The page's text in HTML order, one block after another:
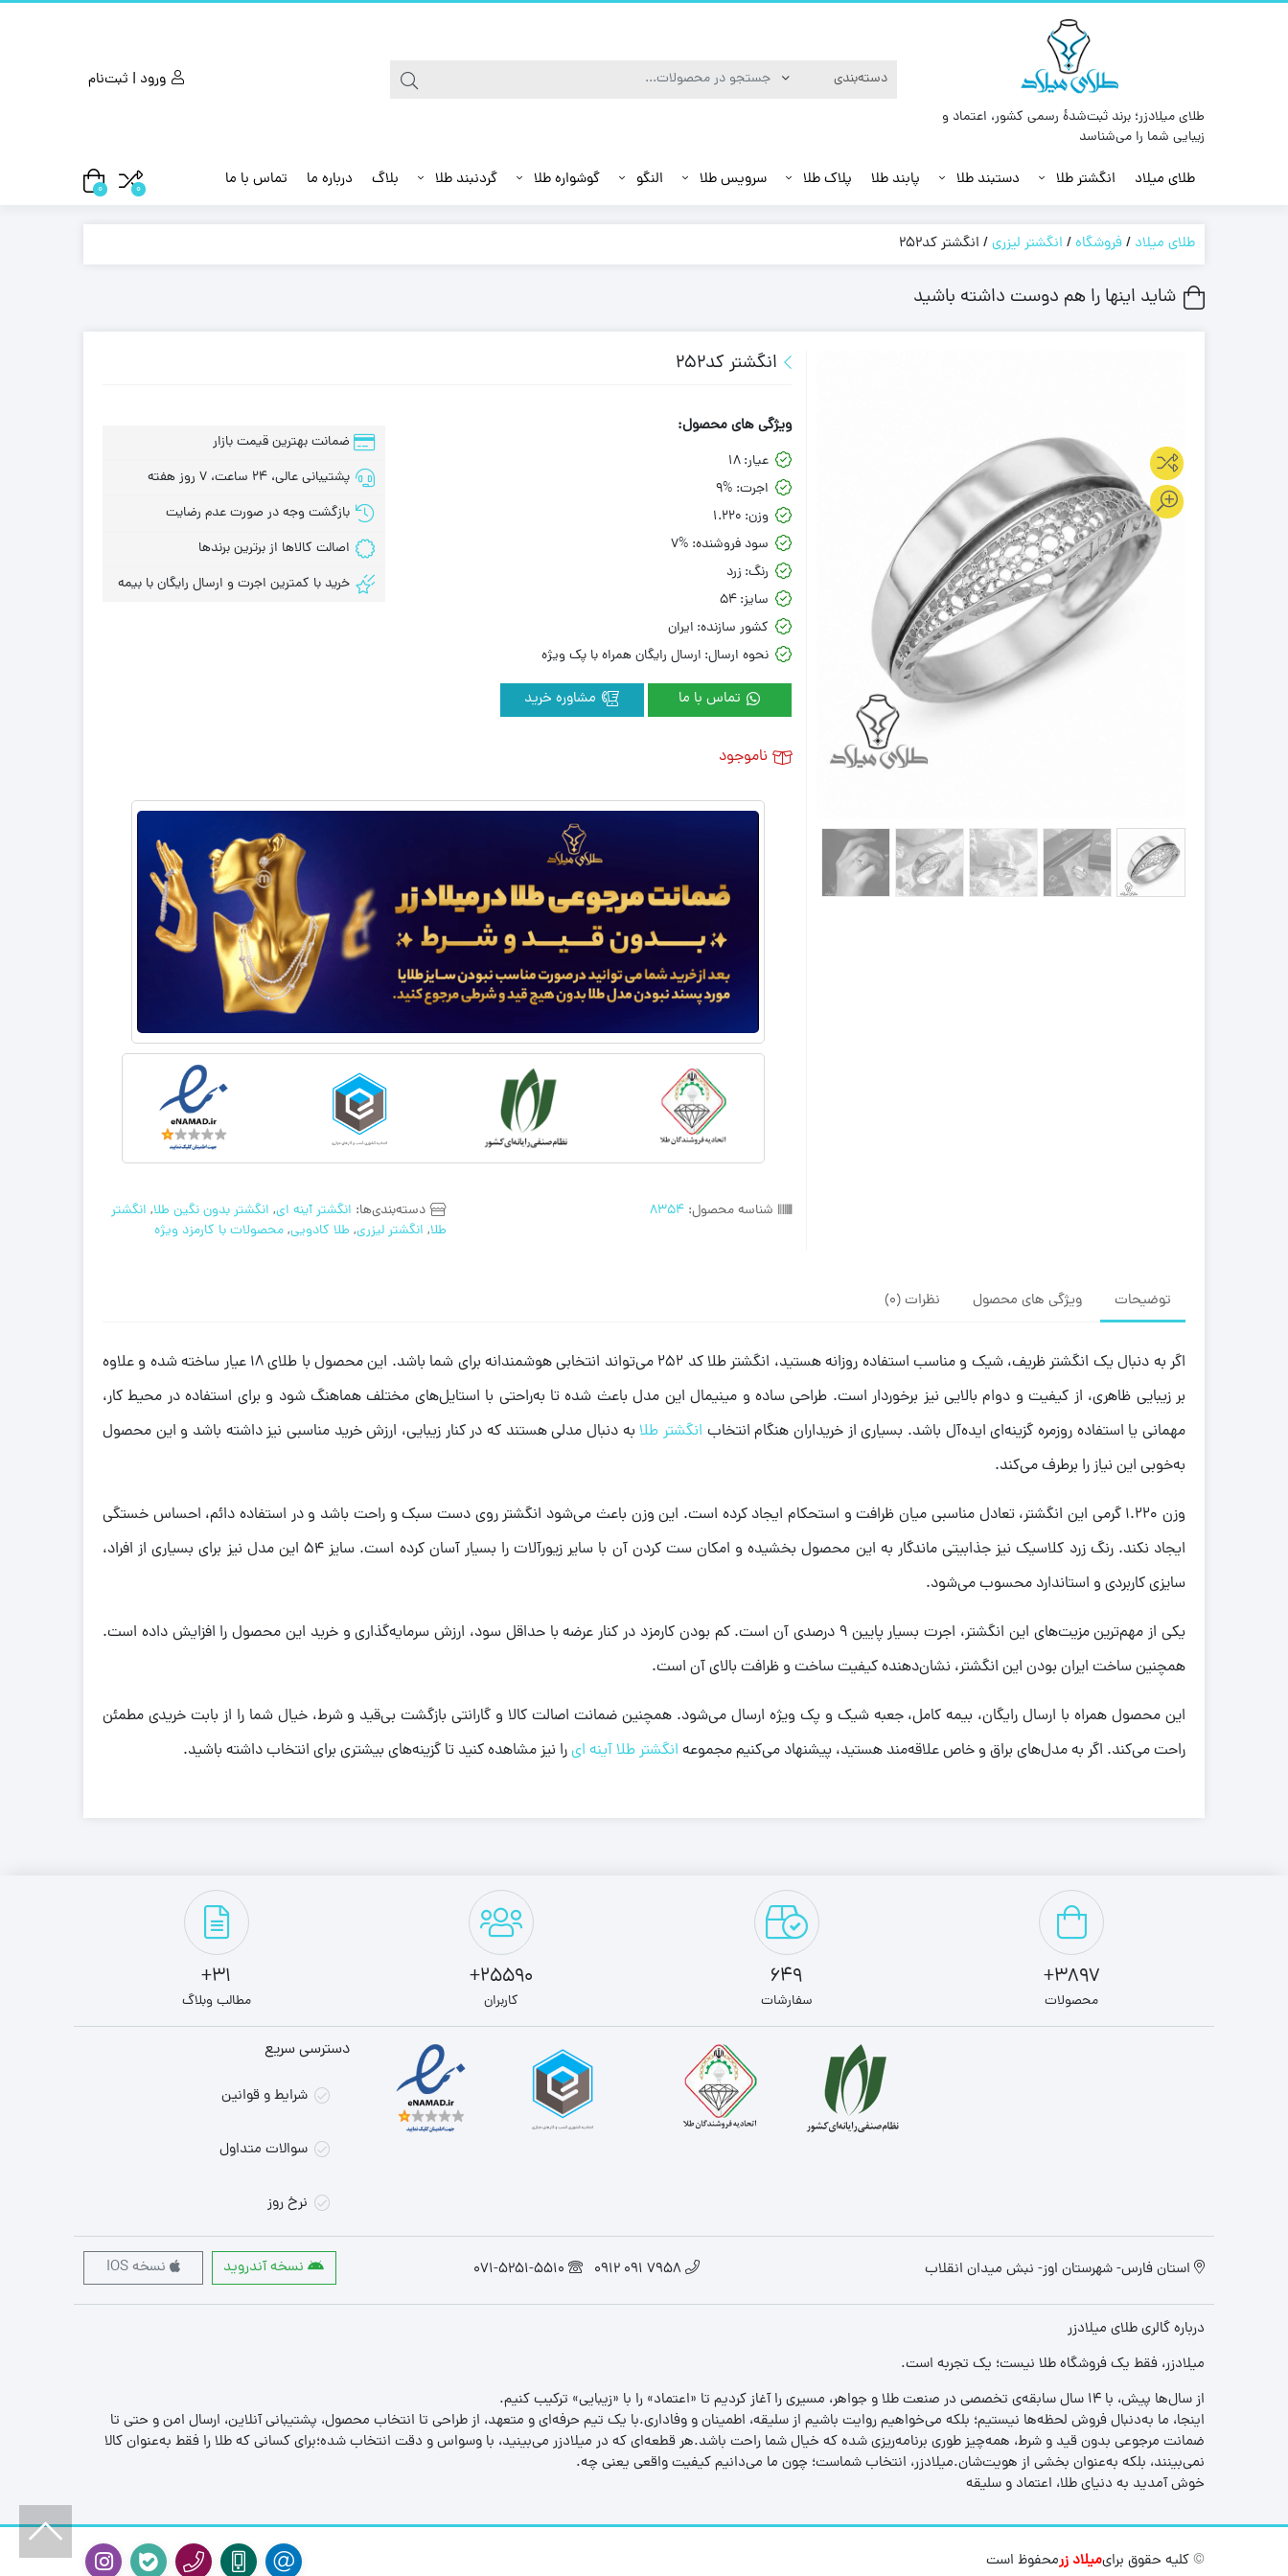
طلای میلادزر؛ برند ثبت‌شدهٔ رسمی کشور، اعتماد و
زیبایی شما را می‌شناسد
ورود | ثبت‌نام
طلای میلاد انگشتر طلا دستبند طلا پابند طلا پلاک طلا سرویس طلا النگو گوشواره طلا گردنبند طلا بلاگ درباره ما تماس با ما 0
0
طلای میلاد /فروشگاه/ انگشتر لیزری/ انگشتر کد252
شاید اینها را هم دوست داشته باشید
انگشتر کد252
شناسه محصول:8354 دسته‌بندی‌ها: انگشتر آینه ای, انگشتر بدون نگین طلا, انگشتر
طلا, انگشتر لیزری, طلا کادویی,محصولات با کارمزد ویژه
ویژگی های محصول:
عیار: 18
اجرت: 9%
وزن: 1.220
سود فروشنده: 7%
رنگ: زرد
سایز: 54
کشور سازنده: ایران
نحوه ارسال: ارسال رایگان همراه با پک ویژه
تماس با ما
ضمانت بهترین قیمت بازار
پشتیبانی عالی، 24 ساعت، 7 روز هفته
بازگشت وجه در صورت عدم رضایت
اصالت کالاها از برترین برندها
خرید با کمترین اجرت و ارسال رایگان با بیمه
ناموجود
توضیحات ویژگی های محصول نظرات (0)
اگر به دنبال یک انگشتر ظریف، شیک و مناسب استفاده روزانه هستید، انگشتر طلا کد 252 می‌تواند انتخابی هوشمندانه برای شما باشد. این محصول با طلای 18 عیار ساخته شده و علاوه
بر زیبایی ظاهری، از کیفیت و دوام بالایی نیز برخوردار است. طراحی ساده و مینیمال این مدل باعث شده تا به‌راحتی با استایل‌های مختلف هماهنگ شود و برای استفاده در محیط کار،
مهمانی یا استفاده روزمره گزینه‌ای ایده‌آل باشد. بسیاری از خریداران هنگام انتخاب انگشتر طلا به دنبال مدلی هستند که در کنار زیبایی، ارزش خرید مناسبی نیز داشته باشد و این محصول
به‌خوبی این نیاز را برطرف می‌کند.
وزن 1.220 گرمی این انگشتر، تعادل مناسبی میان ظرافت و استحکام ایجاد کرده است. این وزن باعث می‌شود انگشتر روی دست سبک و راحت باشد و در استفاده دائم، احساس خستگی
ایجاد نکند. رنگ زرد کلاسیک نیز جذابیتی ماندگار به این محصول بخشیده و امکان ست کردن آن با سایر زیورآلات را بسیار آسان کرده است. سایز 54 این مدل نیز برای بسیاری از افراد،
سایزی کاربردی و استاندارد محسوب می‌شود.
یکی از مهم‌ترین مزیت‌های این انگشتر، اجرت بسیار پایین 9 درصدی آن است. کم بودن کارمزد در کنار عرضه با حداقل سود، ارزش سرمایه‌گذاری و خرید این محصول را افزایش داده است.
همچنین ساخت ایران بودن این انگشتر، نشان‌دهنده کیفیت ساخت و ظرافت بالای آن است.
این محصول همراه با ارسال رایگان، بیمه کامل، جعبه شیک و پک ویژه ارسال می‌شود. همچنین ضمانت اصالت کالا و گارانتی بازگشت بی‌قید و شرط، خیال شما را از بابت خریدی مطمئن
راحت می‌کند. اگر به مدل‌های براق و خاص علاقه‌مند هستید، پیشنهاد می‌کنیم مجموعه انگشتر طلا آینه ایرا نیز مشاهده کنید تا گزینه‌های بیشتری برای انتخاب داشته باشید.
3897+
محصولات
649
سفارشات
25590+
کاربران
31+
مطالب وبلاگ
دسترسی سریع
شرایط و قوانین
سوالات متداول
نرخ روز
استان فارس- شهرستان اوز- نبش میدان انقلاب 7958 091 0912
071-5251-5510 نسخه آندروید نسخه IOS
درباره گالری طلای میلادزر
میلادزر، فقط یک فروشگاه طلا نیست؛ یک تجربه‌ است.
از سال‌ها پیش، با ۱۴ سال سابقه‌ی تخصصی در صنعت طلا و جواهر، مسیری را آغاز کردیم تا «اعتماد» را با «زیبایی» ترکیب کنیم.
اینجا، ما به‌دنبال فروش لحظه‌ها نیستیم؛ بلکه می‌خواهیم روایت باشیم از سلیقه، اطمینان و وفاداری.با یک تیم حرفه‌ای و متعهد، از طراحی تا انتخاب محصول، پشتیبانی آنلاین، ارسال امن و حتی تا
ضمانت مرجوعی بدون قید و شرط، همه‌چیز طوری برنامه‌ریزی شده که خیال شما راحت باشد.هر قطعه‌ای که در میلادزر می‌بینید، با وسواس و دقت انتخاب شده؛برای کسانی که طلا را فقط به‌عنوان کالا
نمی‌بینند، بلکه به‌عنوان بخشی از هویت‌شان.میلادزر، انتخاب شماست؛ چون ما می‌دانیم کیفیت واقعی یعنی چه.
خوش آمدید به دنیای طلا، اعتماد و سلیقه
© کلیه حقوق برایمیلاد زرمحفوظ است